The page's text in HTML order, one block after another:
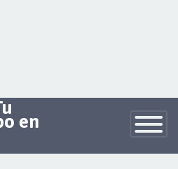
Toggle